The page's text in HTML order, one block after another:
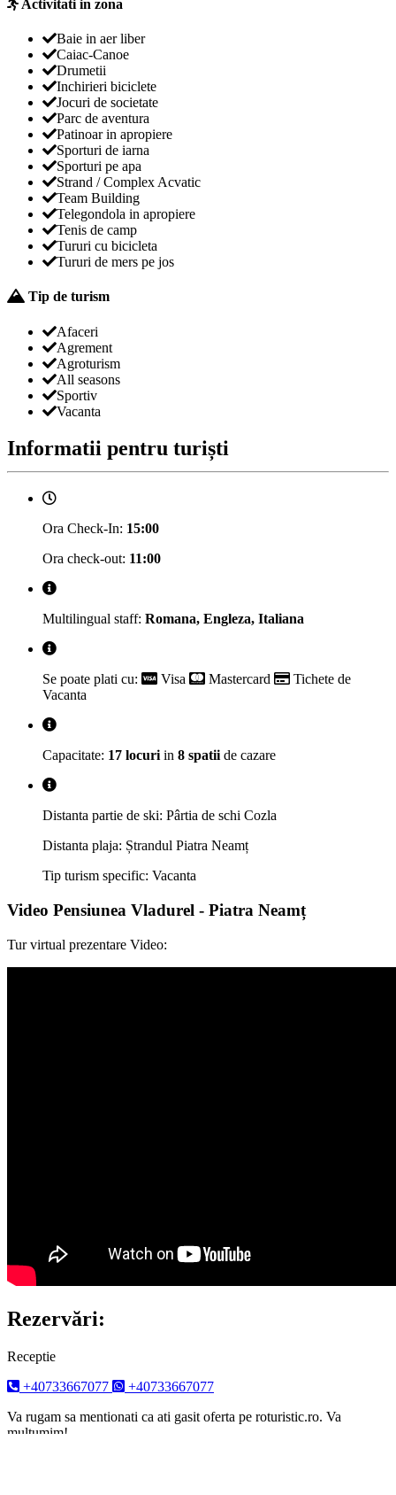
Activitati in zona
Baie in aer liber
Caiac-Canoe
Drumetii
Inchirieri biciclete
Jocuri de societate
Parc de aventura
Patinoar in apropiere
Sporturi de iarna
Sporturi pe apa
Strand / Complex Acvatic
Team Building
Telegondola in apropiere
Tenis de camp
Tururi cu bicicleta
Tururi de mers pe jos
Tip de turism
Afaceri
Agrement
Agroturism
All seasons
Sportiv
Vacanta
Informatii pentru turiști
Ora Check-In: 15:00
Ora check-out: 11:00
Multilingual staff: Romana, Engleza, Italiana
Se poate plati cu: Visa Mastercard
Tichete de
Vacanta
Capacitate: 17 locuri in 8 spatii de cazare
Distanta partie de ski: Pârtia de schi Cozla
Distanta plaja: Ștrandul Piatra Neamț
Tip turism specific: Vacanta
Video Pensiunea Vladurel - Piatra Neamț
Tur virtual prezentare Video:
Rezervări:
Receptie
+40733667077
+40733667077
Va rugam sa mentionati ca ati gasit oferta pe roturistic.ro. Va
multumim!